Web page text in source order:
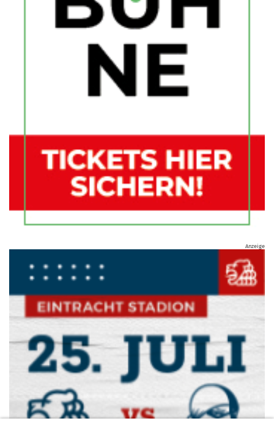
Anzeige